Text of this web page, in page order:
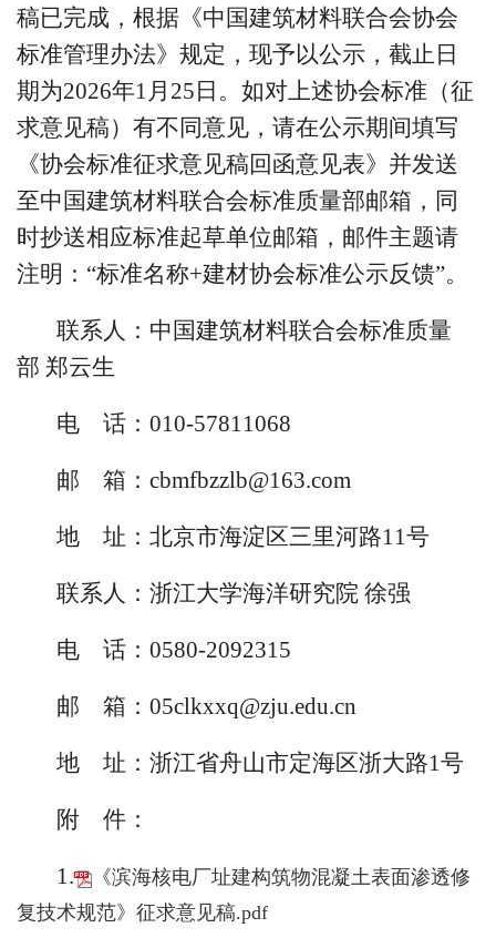
稿已完成，根据《中国建筑材料联合会协会
标准管理办法》规定，现予以公示，截止日
期为2026年1月25日。如对上述协会标准（征
求意见稿）有不同意见，请在公示期间填写
《协会标准征求意见稿回函意见表》并发送
至中国建筑材料联合会标准质量部邮箱，同
时抄送相应标准起草单位邮箱，邮件主题请
注明：“标准名称+建材协会标准公示反馈”。
联系人：中国建筑材料联合会标准质量
部 郑云生
电 话：010-57811068
邮 箱：cbmfbzzlb@163.com
地 址：北京市海淀区三里河路11号
联系人：浙江大学海洋研究院 徐强
电 话：0580-2092315
邮 箱：05clkxxq@zju.edu.cn
地 址：浙江省舟山市定海区浙大路1号
附 件：
1.
《滨海核电厂址建构筑物混凝土表面渗透修
复技术规范》征求意见稿.pdf